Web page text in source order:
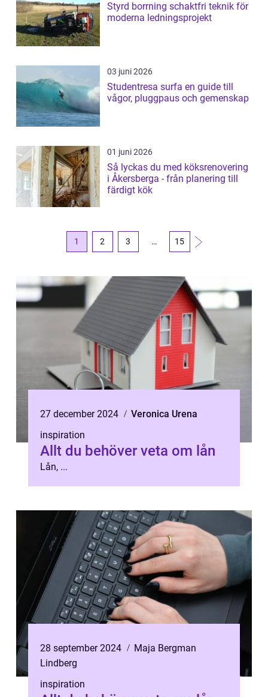
Styrd borrning schaktfri teknik för
moderna ledningsprojekt
03 juni 2026
Studentresa surfa en guide till
vågor, pluggpaus och gemenskap
01 juni 2026
Så lyckas du med köksrenovering
i Åkersberga - från planering till
färdigt kök
1 2 3 … 15
27 december 2024
Veronica Urena
inspiration
Allt du behöver veta om lån
Lån, ...
28 september 2024
Maja Bergman
Lindberg
inspiration